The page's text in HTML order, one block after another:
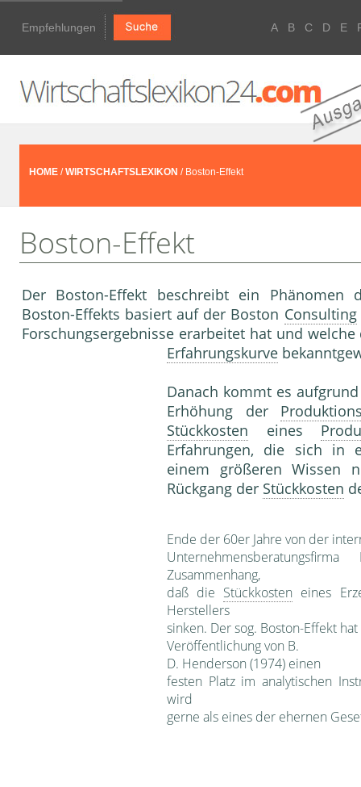
Empfehlungen A B C D E
HOME /WIRTSCHAFTSLEXIKON / Boston-Effekt
Boston-Effekt
Der Boston-Effekt beschreibt ein Phänomen
Boston-Effekts basiert auf der Boston Consulting
Forschungsergebnisse erarbeitet hat und
Erfahrungskurve
Danach kommt es
Erhöhung der
Stückkosten eines
Erfahrungen, die sich in
einem größeren Wissen
Rückgang der Stückkosten
Ende der 60er Jahre von der
Zusammen­hang,
daß die Stückkosten eines
Herstel­lers
sinken. Der sog. Boston-Effekt
Veröffentlichung von B.
D. Henderson (1974) einen
festen Platz im analytischen
wird
gerne als eines der ehernen